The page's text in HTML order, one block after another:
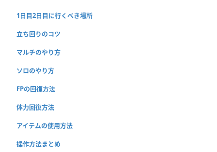
1日目2日目に行くべき場所
立ち回りのコツ
マルチのやり方
ソロのやり方
FPの回復方法
体力回復方法
アイテムの使用方法
操作方法まとめ